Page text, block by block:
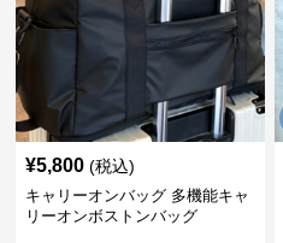
¥5,800 (税込)
キャリーオンバッグ 多機能キャ
リーオンボストンバッグ